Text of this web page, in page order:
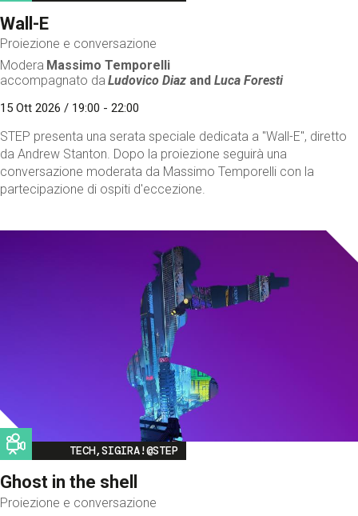
Wall-E
Proiezione e conversazione
Modera Massimo Temporelli
accompagnato da Ludovico Diaz andLuca Foresti
15 Ott 2026 / 19:00 - 22:00
STEP presenta una serata speciale dedicata a "Wall-E", diretto
da Andrew Stanton. Dopo la proiezione seguirà una
conversazione moderata da Massimo Temporelli con la
partecipazione di ospiti d'eccezione.
Image
TECH,SIGIRA!@STEP
Ghost in the shell
Proiezione e conversazione